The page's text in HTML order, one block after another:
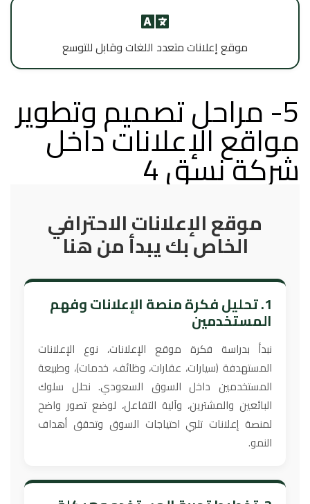
موقع إعلانات متعدد اللغات وقابل للتوسع
5- مراحل تصميم وتطوير
مواقع الإعلانات داخل
شركة نسق 4
موقع الإعلانات الاحترافي
الخاص بك يبدأ من هنا
1. تحليل فكرة منصة الإعلانات وفهم
المستخدمين
نبدأ بدراسة فكرة موقع الإعلانات، نوع الإعلانات
المستهدفة (سيارات، عقارات، وظائف، خدمات)، وطبيعة
المستخدمين داخل السوق السعودي. نحلل سلوك
البائعين والمشترين، وآلية التفاعل، لوضع تصور واضح
لمنصة إعلانات تلبي احتياجات السوق وتحقق أهداف
النمو.